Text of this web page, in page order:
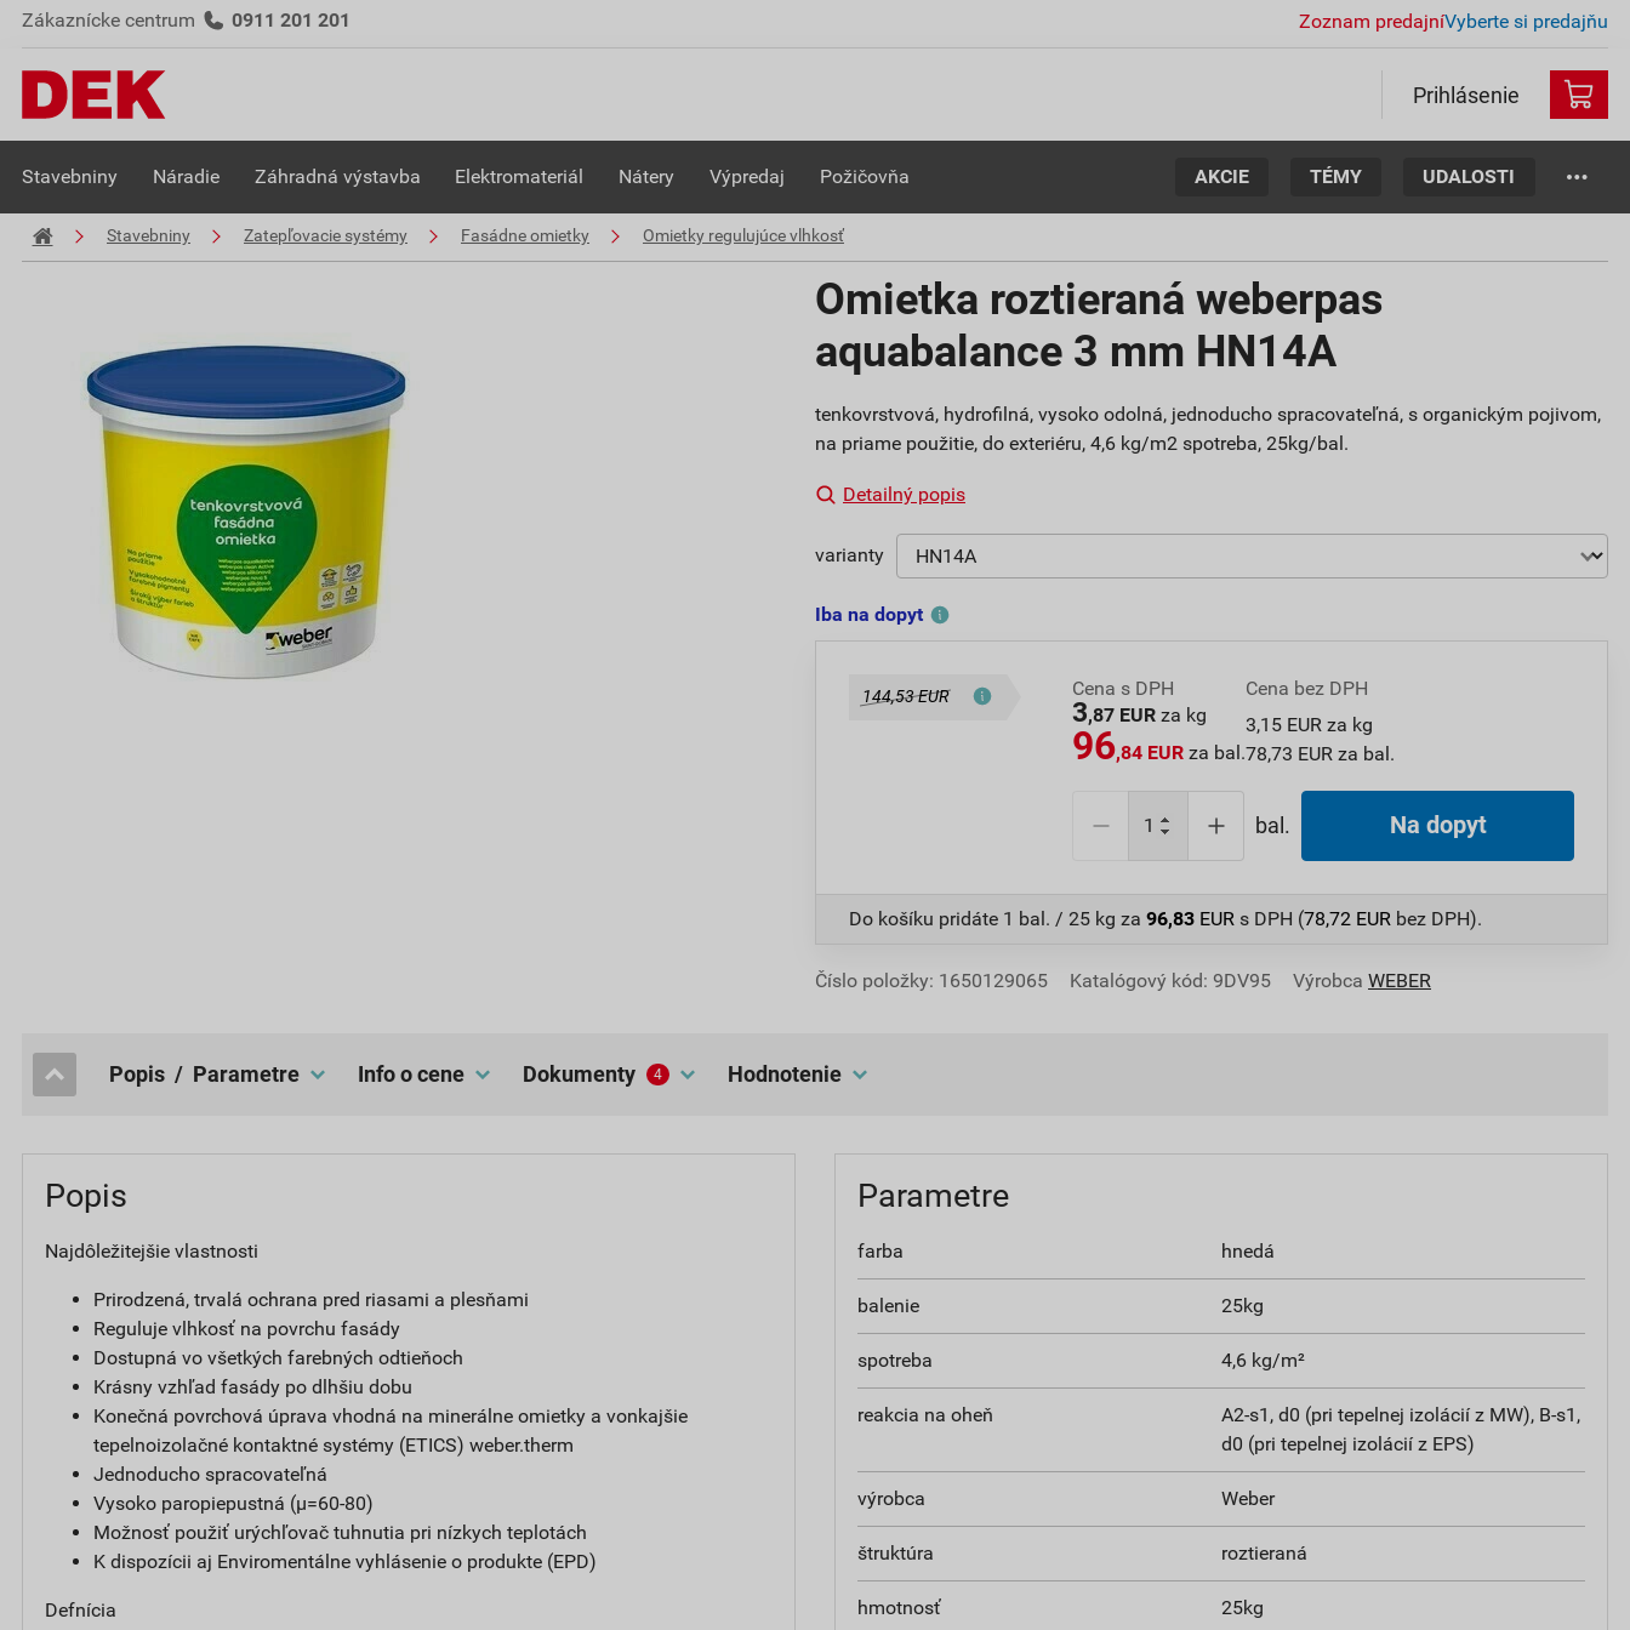
Zákaznícke centrum 0911 201 201 Zoznam predajníVyberte si predajňu
Prihlásenie
Stavebniny Náradie Záhradná výstavba Elektromateriál Nátery Výpredaj Požičovňa AKCIE TÉMY UDALOSTI
Stavebniny Zatepľovacie systémy Fasádne omietky Omietky regulujúce vlhkosť
Omietka roztieraná weberpas
aquabalance 3 mm HN14A
tenkovrstvová, hydrofilná, vysoko odolná, jednoducho spracovateľná, s organickým pojivom,
na priame použitie, do exteriéru, 4,6 kg/m2 spotreba, 25kg/bal.
Detailný popis
varianty
Iba na dopyt
144,53 EUR Cena s DPH
3,87 EUR za kg
96,84 EUR za bal.
Cena bez DPH
3,15 EUR za kg
78,73 EUR za bal.
bal. Na dopyt
Do košíku pridáte 1 bal. / 25 kg za 96,83 EUR s DPH (78,72 EUR bez DPH).
Číslo položky: 1650129065 Katalógový kód: 9DV95 Výrobca WEBER
popis / Parametre Info o cene dokumenty 4 hodnotenie
Popis
Najdôležitejšie vlastnosti
Prirodzená, trvalá ochrana pred riasami a plesňami
Reguluje vlhkosť na povrchu fasády
Dostupná vo všetkých farebných odtieňoch
Krásny vzhľad fasády po dlhšiu dobu
Konečná povrchová úprava vhodná na minerálne omietky a vonkajšie
tepelnoizolačné kontaktné systémy (ETICS) weber.therm
Jednoducho spracovateľná
Vysoko paropiepustná (µ=60-80)
Možnosť použiť urýchľovač tuhnutia pri nízkych teplotách
K dispozícii aj Enviromentálne vyhlásenie o produkte (EPD)
Defnícia
Parametre
farba hnedá
balenie 25kg
spotreba 4,6 kg/m²
reakcia na oheň
A2-s1, d0 (pri tepelnej izolácií z MW), B-s1,
d0 (pri tepelnej izolácií z EPS)
výrobca Weber
štruktúra roztieraná
hmotnosť 25kg